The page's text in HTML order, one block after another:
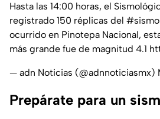
Hasta las 14:00 horas, el
registrado 150 réplicas del #sismo
ocurrido en Pinotepa Nacional,
más grande fue de magnitud 4.1
— adn Noticias (@adnnoticiasmx)
Prepárate para un